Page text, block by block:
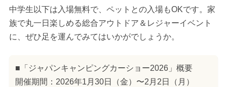
中学生以下は入場無料で、ペットとの入場もOKです。家
族で丸一日楽しめる総合アウトドア＆レジャーイベント
に、ぜひ足を運んでみてはいかがでしょうか。
■「ジャパンキャンピングカーショー2026」概要
開催期間：2026年1月30日（金）〜2月2日（月）